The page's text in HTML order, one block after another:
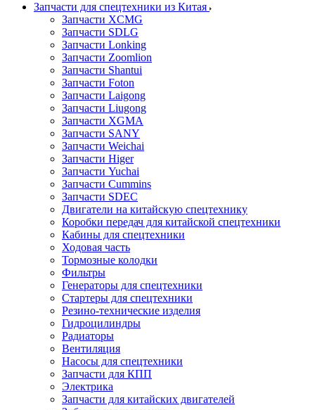
Запчасти для спецтехники из Китая
Запчасти XCMG
Запчасти SDLG
Запчасти Lonking
Запчасти Zoomlion
Запчасти Shantui
Запчасти Foton
Запчасти Laigong
Запчасти Liugong
Запчасти XGMA
Запчасти SANY
Запчасти Weichai
Запчасти Higer
Запчасти Yuchai
Запчасти Cummins
Запчасти SDEC
Двигатели на китайскую спецтехнику
Коробки передач для китайской спецтехники
Кабины для спецтехники
Ходовая часть
Тормозные колодки
Фильтры
Генераторы для спецтехники
Стартеры для спецтехники
Резино-технические изделия
Гидроцилиндры
Радиаторы
Вентиляция
Насосы для спецтехники
Запчасти для КПП
Электрика
Запчасти для китайских двигателей